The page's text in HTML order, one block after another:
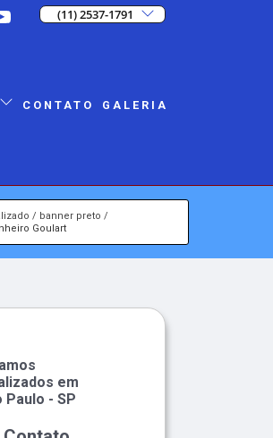
(11) 2537-1791
CONTATO GALERIA
banner preto
Goulart
em
Paulo - SP